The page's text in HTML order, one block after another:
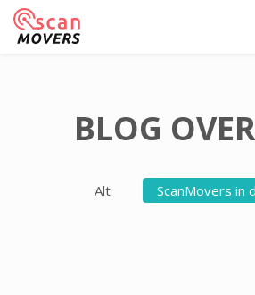
BLOG
Alt ScanMovers in